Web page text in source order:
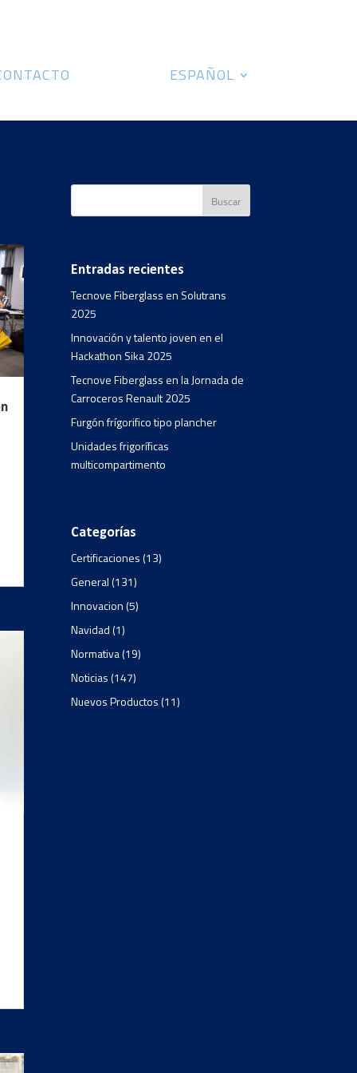
ESPAÑOL
Entradas recientes
Tecnove Fiberglass en Solutrans
2025
Innovación y talento joven en el
Hackathon Sika 2025
Tecnove Fiberglass en la Jornada de
Carroceros Renault 2025
Furgón frígorifico tipo plancher
Unidades frigoríficas
multicompartimento
Categorías
Certificaciones(13)
General(131)
Innovacion(5)
Navidad(1)
Normativa(19)
Noticias(147)
Nuevos Productos(11)